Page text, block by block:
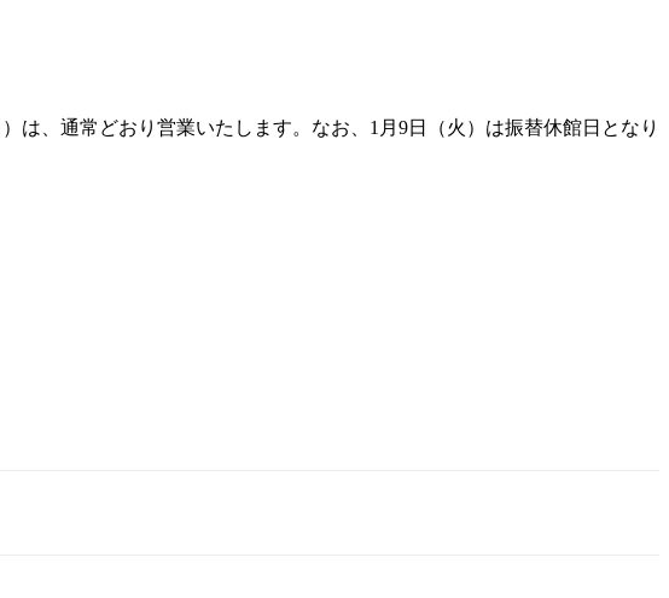
は、通常どおり営業いたします。なお、1月9日（火）は振替休館日となり